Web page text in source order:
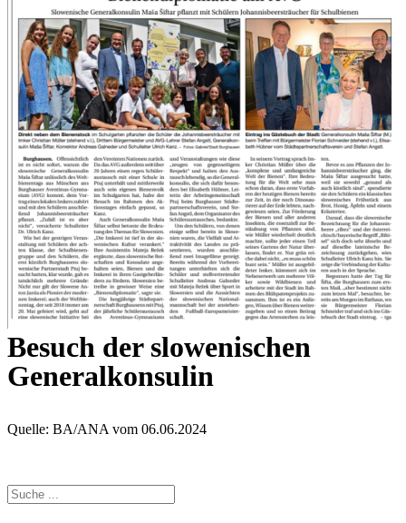
Besuch der slowenischen
Generalkonsulin
Quelle: BA/ANA vom 06.06.2024